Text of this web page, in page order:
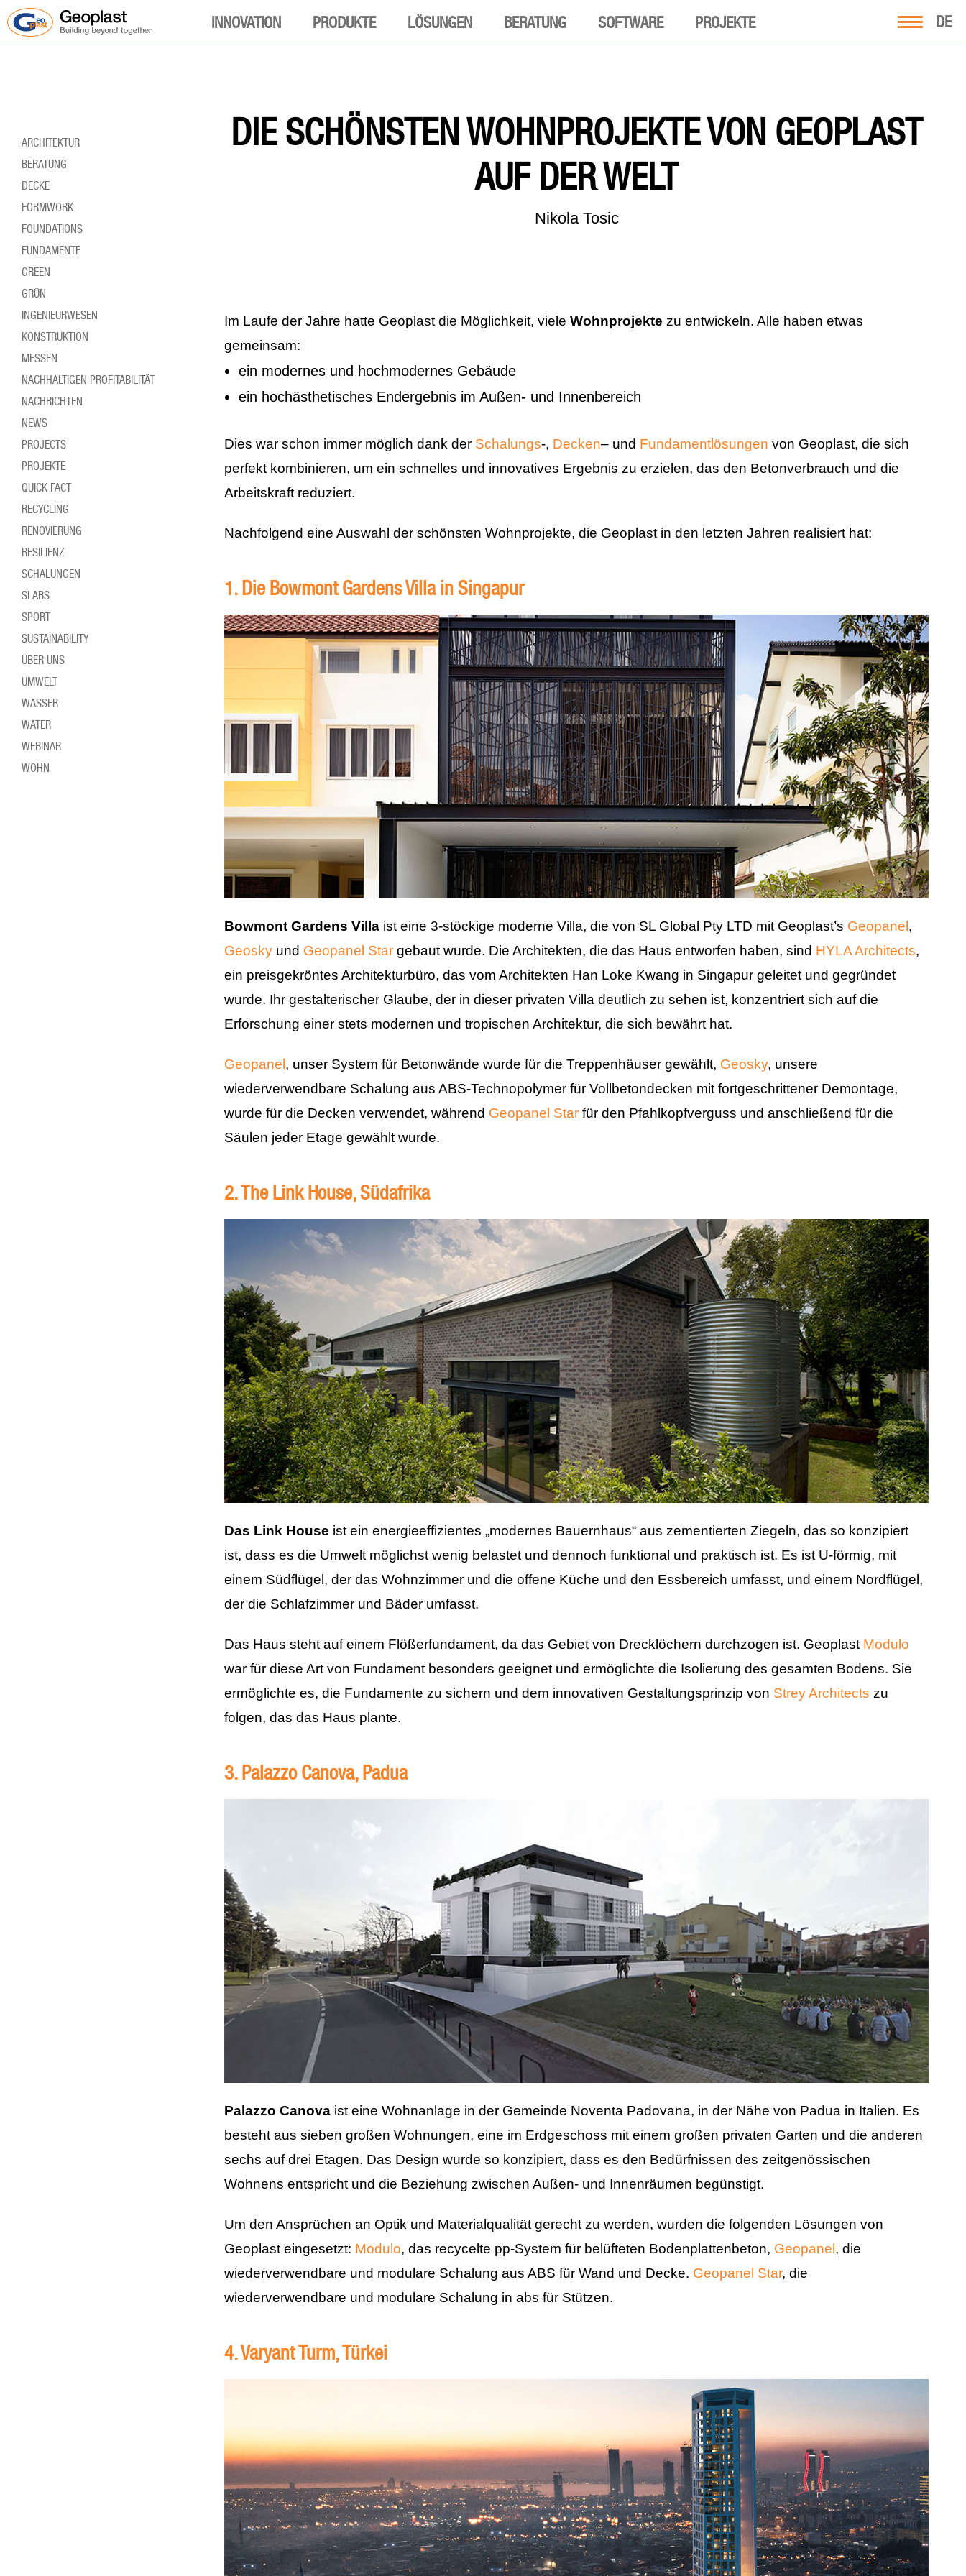
DE
INNOVATION PRODUKTE LÖSUNGEN BERATUNG SOFTWARE PROJEKTE
DIE SCHÖNSTEN WOHNPROJEKTE VON GEOPLAST
AUF DER WELT
Nikola Tosic
Im Laufe der Jahre hatte Geoplast die Möglichkeit, viele Wohnprojekte zu entwickeln. Alle haben etwas
gemeinsam:
ein modernes und hochmodernes Gebäude
ein hochästhetisches Endergebnis im Außen- und Innenbereich
Dies war schon immer möglich dank der Schalungs-, Decken– und Fundamentlösungen von Geoplast, die sich
perfekt kombinieren, um ein schnelles und innovatives Ergebnis zu erzielen, das den Betonverbrauch und die
Arbeitskraft reduziert.
Nachfolgend eine Auswahl der schönsten Wohnprojekte, die Geoplast in den letzten Jahren realisiert hat:
1. Die Bowmont Gardens Villa in Singapur
Bowmont Gardens Villa ist eine 3-stöckige moderne Villa, die von SL Global Pty LTD mit Geoplast’s Geopanel ,
Geosky und Geopanel Star gebaut wurde. Die Architekten, die das Haus entworfen haben, sind HYLA Architects,
ein preisgekröntes Architekturbüro, das vom Architekten Han Loke Kwang in Singapur geleitet und gegründet
wurde. Ihr gestalterischer Glaube, der in dieser privaten Villa deutlich zu sehen ist, konzentriert sich auf die
Erforschung einer stets modernen und tropischen Architektur, die sich bewährt hat.
Geopanel , unser System für Betonwände wurde für die Treppenhäuser gewählt, Geosky, unsere
wiederverwendbare Schalung aus ABS-Technopolymer für Vollbetondecken mit fortgeschrittener Demontage,
wurde für die Decken verwendet, während Geopanel Star für den Pfahlkopfverguss und anschließend für die
Säulen jeder Etage gewählt wurde.
2. The Link House, Südafrika
Das Link House ist ein energieeffizientes „modernes Bauernhaus“ aus zementierten Ziegeln, das so konzipiert
ist, dass es die Umwelt möglichst wenig belastet und dennoch funktional und praktisch ist. Es ist U-förmig, mit
einem Südflügel, der das Wohnzimmer und die offene Küche und den Essbereich umfasst, und einem Nordflügel,
der die Schlafzimmer und Bäder umfasst.
Das Haus steht auf einem Flößerfundament, da das Gebiet von Drecklöchern durchzogen ist. Geoplast Modulo
war für diese Art von Fundament besonders geeignet und ermöglichte die Isolierung des gesamten Bodens. Sie
ermöglichte es, die Fundamente zu sichern und dem innovativen Gestaltungsprinzip von Strey Architects zu
folgen, das das Haus plante.
3. Palazzo Canova, Padua
Palazzo Canova ist eine Wohnanlage in der Gemeinde Noventa Padovana, in der Nähe von Padua in Italien. Es
besteht aus sieben großen Wohnungen, eine im Erdgeschoss mit einem großen privaten Garten und die anderen
sechs auf drei Etagen. Das Design wurde so konzipiert, dass es den Bedürfnissen des zeitgenössischen
Wohnens entspricht und die Beziehung zwischen Außen- und Innenräumen begünstigt.
Um den Ansprüchen an Optik und Materialqualität gerecht zu werden, wurden die folgenden Lösungen von
Geoplast eingesetzt: Modulo, das recycelte pp-System für belüfteten Bodenplattenbeton, Geopanel , die
wiederverwendbare und modulare Schalung aus ABS für Wand und Decke. Geopanel Star, die
wiederverwendbare und modulare Schalung in abs für Stützen.
4. Varyant Turm, Türkei
ARCHITEKTUR
BERATUNG
DECKE
FORMWORK
FOUNDATIONS
FUNDAMENTE
GREEN
GRÜN
INGENIEURWESEN
KONSTRUKTION
MESSEN
NACHHALTIGEN PROFITABILITÄT
NACHRICHTEN
NEWS
PROJECTS
PROJEKTE
QUICK FACT
RECYCLING
RENOVIERUNG
RESILIENZ
SCHALUNGEN
SLABS
SPORT
SUSTAINABILITY
ÜBER UNS
UMWELT
WASSER
WATER
WEBINAR
WOHN